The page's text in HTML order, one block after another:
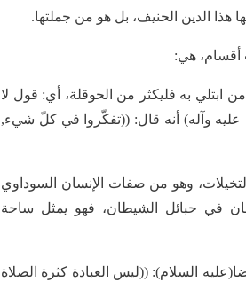
هذا الدين الحنيف، بل هو من جملتها.
أقسام، هي:
من ابتلي به فليكثر من الحوقلة، أي: قول لا
عليه وآله) أنه قال: ((تفكّروا في كلّ شيء,
التخيلات، وهو من صفات الإنسان السوداوي
في حبائل الشيطان، فهو يمثل ساحة
السلام): ((ليس العبادة كثرة الصلاة